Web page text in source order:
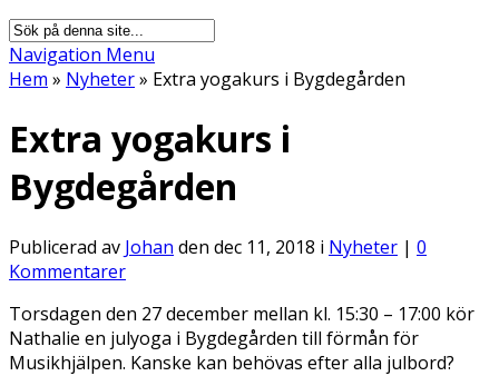
Navigation Menu
Hem » Nyheter» Extra yogakurs i Bygdegården
Extra yogakurs i
Bygdegården
Publicerad av Johan den dec 11, 2018 i Nyheter | 0
Kommentarer
Torsdagen den 27 december mellan kl. 15:30 – 17:00 kör
Nathalie en julyoga i Bygdegården till förmån för
Musikhjälpen. Kanske kan behövas efter alla julbord?